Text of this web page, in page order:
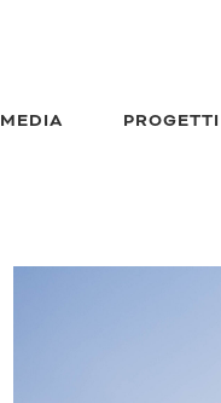
MEDIA PROGETTI